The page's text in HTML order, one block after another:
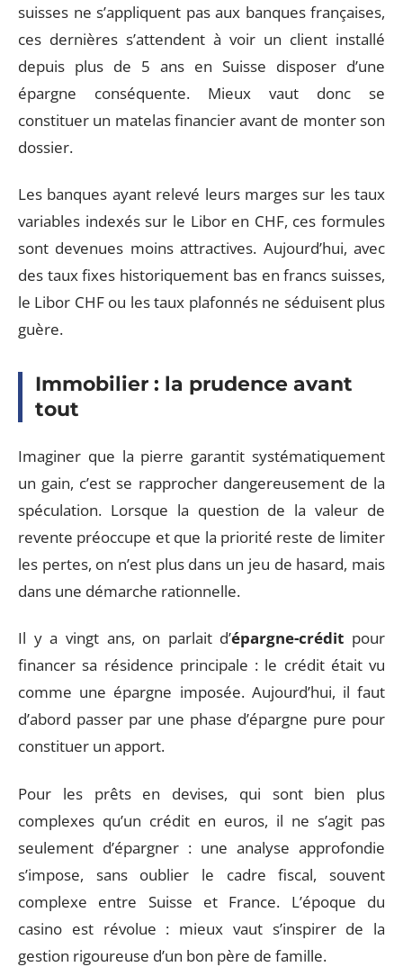
suisses ne s’appliquent pas aux banques françaises,
ces dernières s’attendent à voir un client installé
depuis plus de 5 ans en Suisse disposer d’une
épargne conséquente. Mieux vaut donc se
constituer un matelas financier avant de monter son
dossier.
Les banques ayant relevé leurs marges sur les taux
variables indexés sur le Libor en CHF, ces formules
sont devenues moins attractives. Aujourd’hui, avec
des taux fixes historiquement bas en francs suisses,
le Libor CHF ou les taux plafonnés ne séduisent plus
guère.
Immobilier : la prudence avant
tout
Imaginer que la pierre garantit systématiquement
un gain, c’est se rapprocher dangereusement de la
spéculation. Lorsque la question de la valeur de
revente préoccupe et que la priorité reste de limiter
les pertes, on n’est plus dans un jeu de hasard, mais
dans une démarche rationnelle.
Il y a vingt ans, on parlait d’épargne-crédit pour
financer sa résidence principale : le crédit était vu
comme une épargne imposée. Aujourd’hui, il faut
d’abord passer par une phase d’épargne pure pour
constituer un apport.
Pour les prêts en devises, qui sont bien plus
complexes qu’un crédit en euros, il ne s’agit pas
seulement d’épargner : une analyse approfondie
s’impose, sans oublier le cadre fiscal, souvent
complexe entre Suisse et France. L’époque du
casino est révolue : mieux vaut s’inspirer de la
gestion rigoureuse d’un bon père de famille.